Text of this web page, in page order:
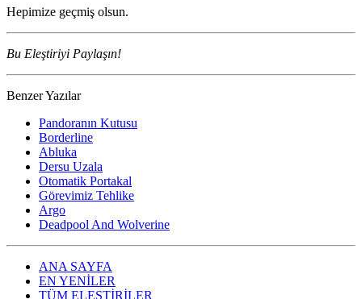
Hepimize geçmiş olsun.
Bu Eleştiriyi Paylaşın!
Benzer Yazılar
Pandoranın Kutusu
Borderline
Abluka
Dersu Uzala
Otomatik Portakal
Görevimiz Tehlike
Argo
Deadpool And Wolverine
ANA SAYFA
EN YENİLER
TÜM ELEŞTİRİLER